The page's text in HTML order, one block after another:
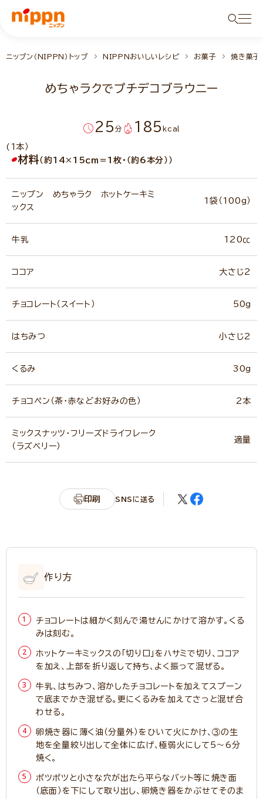
ニップン（NIPPN）トップ NIPPNおいしいレシピ お菓子 焼き菓子
めちゃラクでプチデコブラウニー
25 分 185kcal
(1本）
材料（約14×15ｃｍ＝1枚・（約6本分））
ニップン めちゃラク ホットケーキミ
ックス
1袋（100g）
牛乳 120㏄
ココア 大さじ2
チョコレート（スイート） 50g
はちみつ 小さじ2
くるみ 30g
チョコペン（茶・赤などお好みの色） 2本
ミックスナッツ・フリーズドライフレーク
（ラズベリー）
適量
印刷 SNSに送る
作り方
チョコレートは細かく刻んで湯せんにかけて溶かす。くる
みは刻む。
ホットケーキミックスの「切り口」をハサミで切り、ココア
を加え、上部を折り返して持ち、よく振って混ぜる。
牛乳、はちみつ、溶かしたチョコレートを加えてスプーン
で底までかき混ぜる。更にくるみを加えてさっと混ぜ合
わせる。
卵焼き器に薄く油（分量外）をひいて火にかけ、③の生
地を全量絞り出して全体に広げ、極弱火にして5～6分
焼く。
ポツポツと小さな穴が出たら平らなバット等に焼き面
（底面）を下にして取り出し、卵焼き器をかぶせてそのま